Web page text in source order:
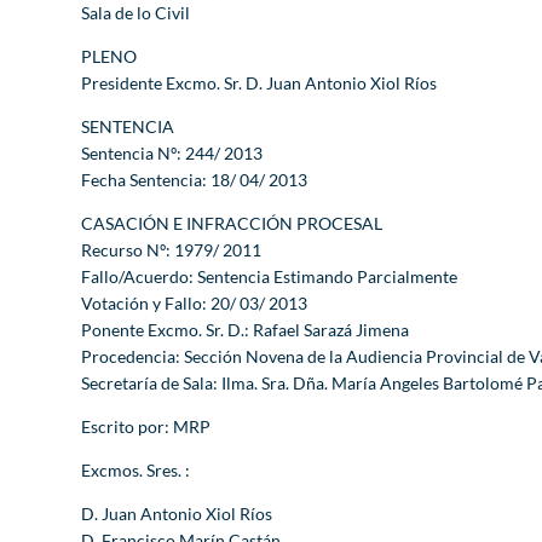
Sala de lo Civil
PLENO
Presidente Excmo. Sr. D. Juan Antonio Xiol Ríos
SENTENCIA
Sentencia Nº: 244/ 2013
Fecha Sentencia: 18/ 04/ 2013
CASACIÓN E INFRACCIÓN PROCESAL
Recurso Nº: 1979/ 2011
Fallo/Acuerdo: Sentencia Estimando Parcialmente
Votación y Fallo: 20/ 03/ 2013
Ponente Excmo. Sr. D.: Rafael Sarazá Jimena
Procedencia: Sección Novena de la Audiencia Provincial de
Secretaría de Sala: Ilma. Sra. Dña. María Angeles Bartolomé
Escrito por: MRP
Excmos. Sres. :
D. Juan Antonio Xiol Ríos